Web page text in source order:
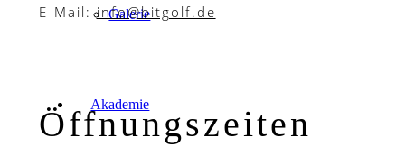
Galerie
Akademie
E-Mail:info@bitgolf.de
Öffnungszeiten